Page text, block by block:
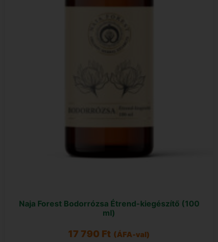
Naja Forest Bodorrózsa Étrend-kiegészítő (100
ml)
17 790 Ft (ÁFA-val)